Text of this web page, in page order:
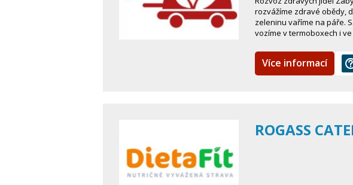
rozvážíme zdravé obědy,
zeleninu vaříme na páře.
vozíme v termoboxech i
Více informací
ROGASS